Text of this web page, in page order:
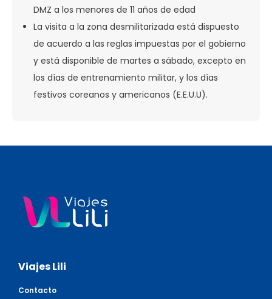
DMZ a los menores de 11 años de edad
La visita a la zona desmilitarizada está dispuesto
de acuerdo a las reglas impuestas por el gobierno
y está disponible de martes a sábado, excepto en
los días de entrenamiento militar, y los días
festivos coreanos y americanos (E.E.U.U).
Viajes Lili
Contacto